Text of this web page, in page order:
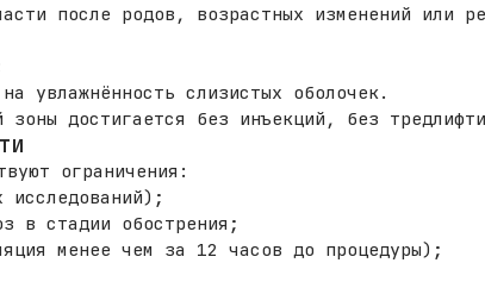
после родов, возрастных изменений или
увлажнённость слизистых оболочек.
достигается без инъекций, без
ограничения:
исследований);
в стадии обострения;
менее чем за 12 часов до процедуры);